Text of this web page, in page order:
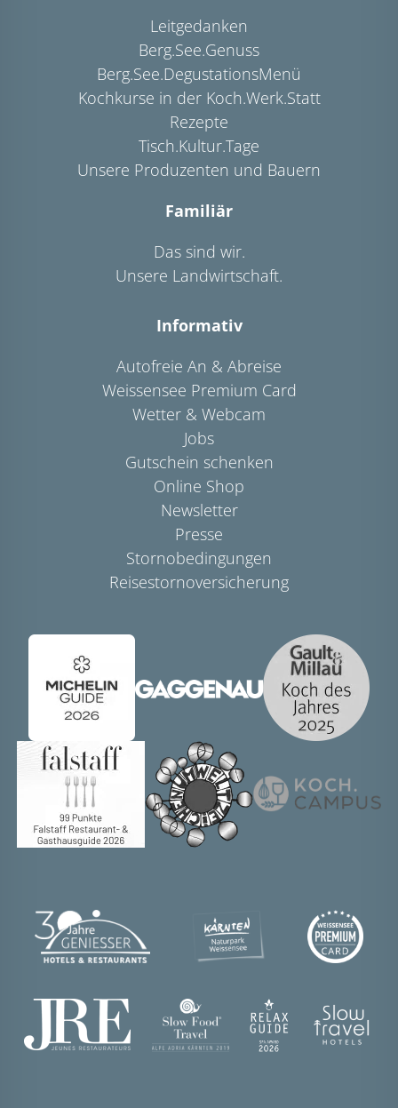
Leitgedanken
Berg.See.Genuss
Berg.See.DegustationsMenü
Kochkurse in der Koch.Werk.Statt
Rezepte
Tisch.Kultur.Tage
Unsere Produzenten und Bauern
Familiär
Das sind wir.
Unsere Landwirtschaft.
Informativ
Autofreie An & Abreise
Weissensee Premium Card
Wetter & Webcam
Jobs
Gutschein schenken
Online Shop
Newsletter
Presse
Stornobedingungen
Reisestornoversicherung